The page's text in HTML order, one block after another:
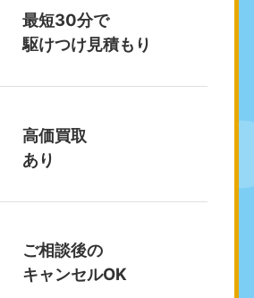
最短30分で
駆けつけ見積もり
高価買取
あり
ご相談後の
キャンセルOK
無休 9:00〜19:00 年中無休
埼玉県
休
無休
中部